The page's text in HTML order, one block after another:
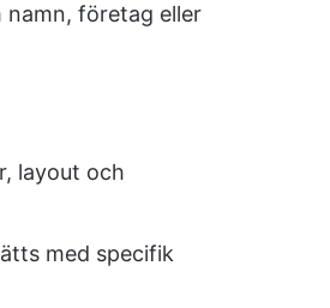
namn, företag eller
layout och
med specifik